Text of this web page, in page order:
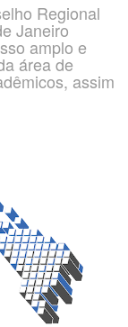
Regional
Janeiro
amplo e
área de
assim